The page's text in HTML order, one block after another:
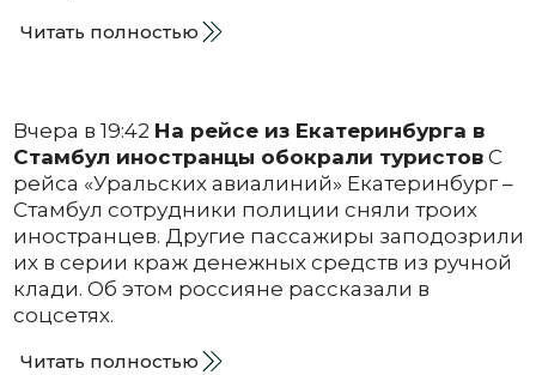
Читать полностью
Вчера в 19:42 На рейсе из Екатеринбурга в
Стамбул иностранцы обокрали туристовС
рейса «Уральских авиалиний» Екатеринбург –
Стамбул сотрудники полиции сняли троих
иностранцев. Другие пассажиры заподозрили
их в серии краж денежных средств из ручной
клади. Об этом россияне рассказали в
соцсетях.
Читать полностью